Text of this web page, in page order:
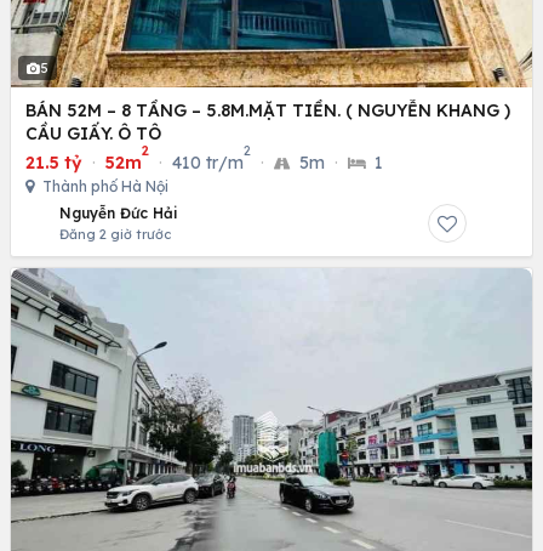
5
BÁN 52M – 8 TẦNG – 5.8M.MẶT TIỀN. ( NGUYỄN KHANG )
CẦU GIẤY. Ô TÔ
21.5 tỷ · 52m
2
· 410 tr/m
2
· 5m · 1
Thành phố Hà Nội
Nguyễn Đức Hải
Đăng 2 giờ trước